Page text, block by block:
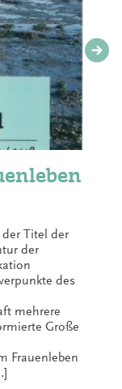
Titel der
der
des
mehrere
Große
Frauenleben